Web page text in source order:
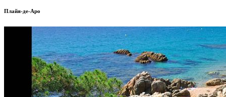
Плайя-де-Аро